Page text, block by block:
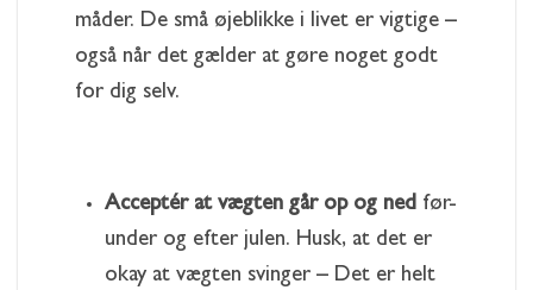
måder. De små øjeblikke i livet er vigtige –
også når det gælder at gøre noget godt
for dig selv.
Acceptér at vægten går op og nedfør-
under og efter julen. Husk, at det er
okay at vægten svinger – Det er helt